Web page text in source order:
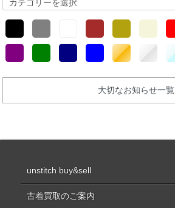
大切なお知らせ一覧
unstitch buy&sell
古着買取のご案内